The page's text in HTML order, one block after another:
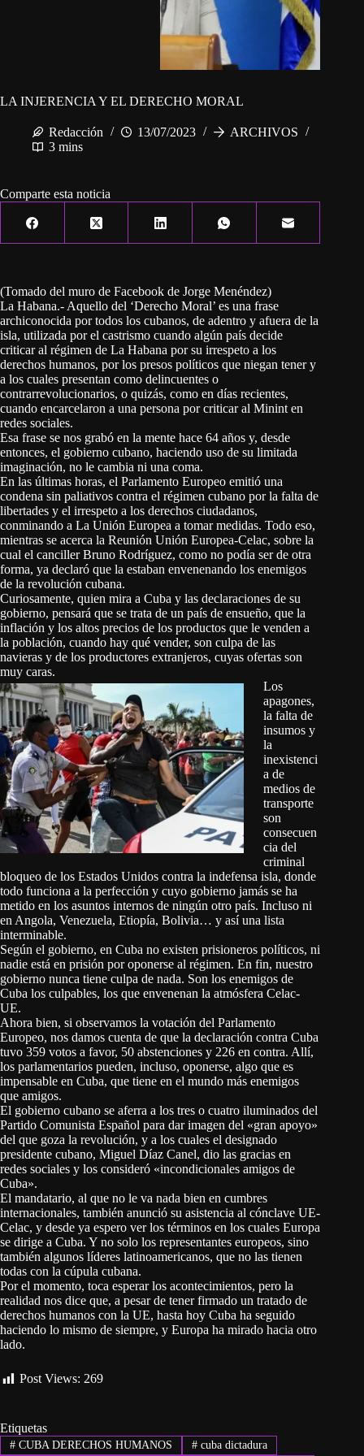
LA INJERENCIA Y EL DERECHO MORAL
Redacción 13/07/2023
ARCHIVOS
3 mins
Comparte esta noticia
(Tomado del muro de Facebook de Jorge Menéndez)
La Habana.- Aquello del ‘Derecho Moral’ es una frase
archiconocida por todos los cubanos, de adentro y afuera de la
isla, utilizada por el castrismo cuando algún país decide
criticar al régimen de La Habana por su irrespeto a los
derechos humanos, por los presos políticos que niegan tener y
a los cuales presentan como delincuentes o
contrarrevolucionarios, o quizás, como en días recientes,
cuando encarcelaron a una persona por criticar al Minint en
redes sociales.
Esa frase se nos grabó en la mente hace 64 años y, desde
entonces, el gobierno cubano, haciendo uso de su limitada
imaginación, no le cambia ni una coma.
En las últimas horas, el Parlamento Europeo emitió una
condena sin paliativos contra el régimen cubano por la falta de
libertades y el irrespeto a los derechos ciudadanos,
conminando a La Unión Europea a tomar medidas. Todo eso,
mientras se acerca la Reunión Unión Europea-Celac, sobre la
cual el canciller Bruno Rodríguez, como no podía ser de otra
forma, ya declaró que la estaban envenenando los enemigos
de la revolución cubana.
Curiosamente, quien mira a Cuba y las declaraciones de su
gobierno, pensará que se trata de un país de ensueño, que la
inflación y los altos precios de los productos que le venden a
la población, cuando hay qué vender, son culpa de las
navieras y de los productores extranjeros, cuyas ofertas son
muy caras.
Los
apagones,
la falta de
insumos y
la
inexistenci
a de
medios de
transporte
son
consecuen
cia del
criminal
bloqueo de los Estados Unidos contra la indefensa isla, donde
todo funciona a la perfección y cuyo gobierno jamás se ha
metido en los asuntos internos de ningún otro país. Incluso ni
en Angola, Venezuela, Etiopía, Bolivia… y así una lista
interminable.
Según el gobierno, en Cuba no existen prisioneros políticos, ni
nadie está en prisión por oponerse al régimen. En fin, nuestro
gobierno nunca tiene culpa de nada. Son los enemigos de
Cuba los culpables, los que envenenan la atmósfera Celac-
UE.
Ahora bien, si observamos la votación del Parlamento
Europeo, nos damos cuenta de que la declaración contra Cuba
tuvo 359 votos a favor, 50 abstenciones y 226 en contra. Allí,
los parlamentarios pueden, incluso, oponerse, algo que es
impensable en Cuba, que tiene en el mundo más enemigos
que amigos.
El gobierno cubano se aferra a los tres o cuatro iluminados del
Partido Comunista Español para dar imagen del «gran apoyo»
del que goza la revolución, y a los cuales el designado
presidente cubano, Miguel Díaz Canel, dio las gracias en
redes sociales y los consideró «incondicionales amigos de
Cuba».
El mandatario, al que no le va nada bien en cumbres
internacionales, también anunció su asistencia al cónclave UE-
Celac, y desde ya espero ver los términos en los cuales Europa
se dirige a Cuba. Y no solo los representantes europeos, sino
también algunos líderes latinoamericanos, que no las tienen
todas con la cúpula cubana.
Por el momento, toca esperar los acontecimientos, pero la
realidad nos dice que, a pesar de tener firmado un tratado de
derechos humanos con la UE, hasta hoy Cuba ha seguido
haciendo lo mismo de siempre, y Europa ha mirado hacia otro
lado.
Post Views: 269
Etiquetas
#CUBA DERECHOS HUMANOS #cuba dictadura